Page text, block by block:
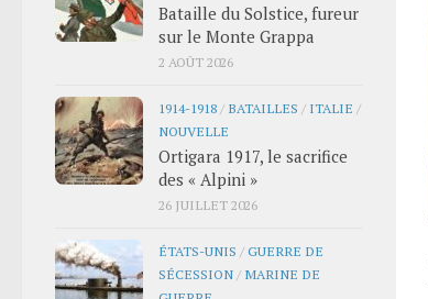
Bataille du Solstice, fureur
sur le Monte Grappa
2 AOÛT 2026
1914-1918 / BATAILLES / ITALIE /
NOUVELLE
Ortigara 1917, le sacrifice
des « Alpini »
26 JUILLET 2026
ÉTATS-UNIS /GUERRE DE
SÉCESSION / MARINE DE